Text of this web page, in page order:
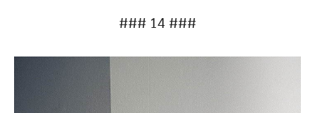
### 14 ###